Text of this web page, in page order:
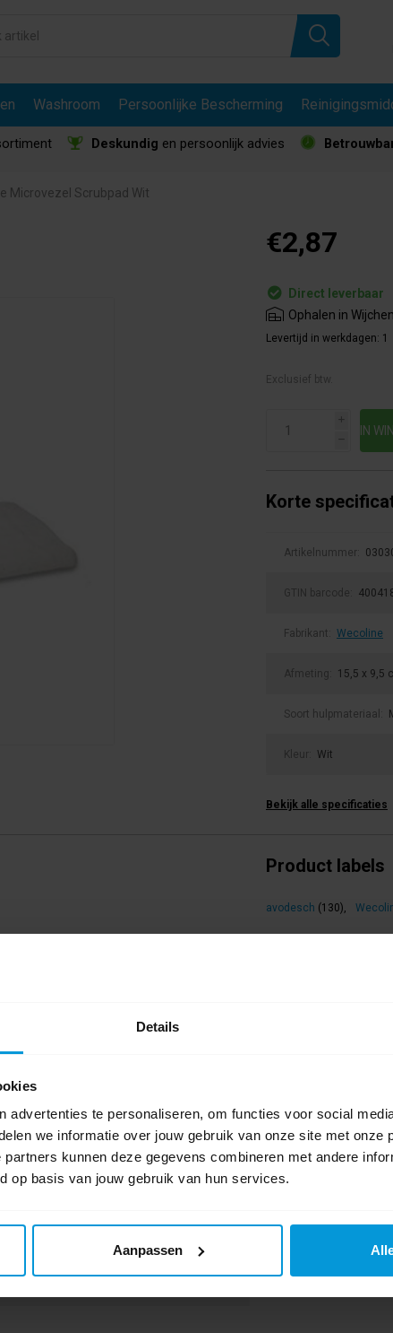
Details
advertenties te personaliseren, om functies voor social
we informatie over jouw gebruik van onze site met onze
kunnen deze gegevens combineren met andere
op basis van jouw gebruik van hun services.
Aanpassen
Washroom Persoonlijke Bescherming
Deskundig en persoonlijk advies
Microvezel Scrubpad Wit
€2,87
Direct leverbaar
Ophalen in
Levertijd in werkdagen: 1
Exclusief btw.
i
h
Korte
Artikelnummer:
GTIN barcode:
Fabrikant: Wecoline
Afmeting: 15,5 x 9,5
Soort hulpmateriaal:
Kleur: Wit
Bekijk alle specificaties
het milieu. Wecoline biedt een
biedt voor alle toepassingen.
Product labels
avodesch (130),